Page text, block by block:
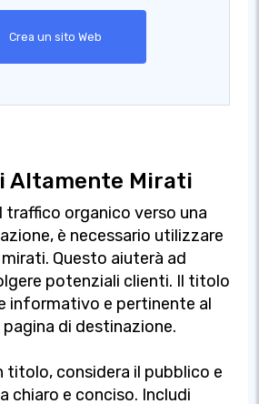
Crea un sito Web
Altamente Mirati
traffico organico verso una
è necessario utilizzare
Questo aiuterà ad
potenziali clienti. Il titolo
informativo e pertinente al
di destinazione.
titolo, considera il pubblico e
chiaro e conciso. Includi